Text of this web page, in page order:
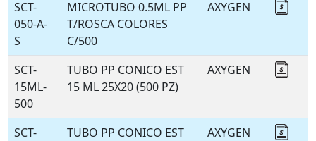
SCT-
050-A-
S
MICROTUBO 0.5ML PP
T/ROSCA COLORES
C/500
AXYGEN
SCT-
15ML-
500
TUBO PP CONICO EST
15 ML 25X20 (500 PZ)
AXYGEN
SCT-
TUBO PP CONICO EST
AXYGEN